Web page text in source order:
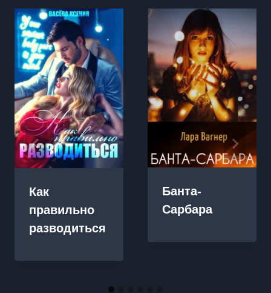
Как
правильно
разводиться
Банта-
Сарбара